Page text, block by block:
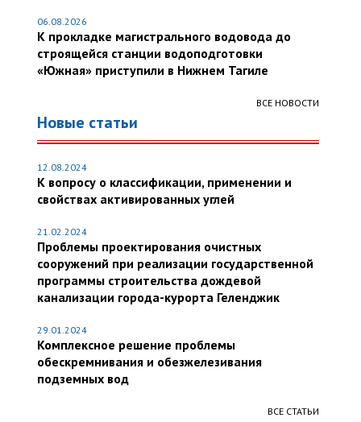
06.08.2026
К прокладке магистрального водовода до
строящейся станции водоподготовки
«Южная» приступили в Нижнем Тагиле
ВСЕ НОВОСТИ
Новые статьи
12.08.2024
К вопросу о классификации, применении и
свойствах активированных углей
21.02.2024
Проблемы проектирования очистных
сооружений при реализации государственной
программы строительства дождевой
канализации города-курорта Геленджик
29.01.2024
Комплексное решение проблемы
обескремнивания и обезжелезивания
подземных вод
ВСЕ СТАТЬИ